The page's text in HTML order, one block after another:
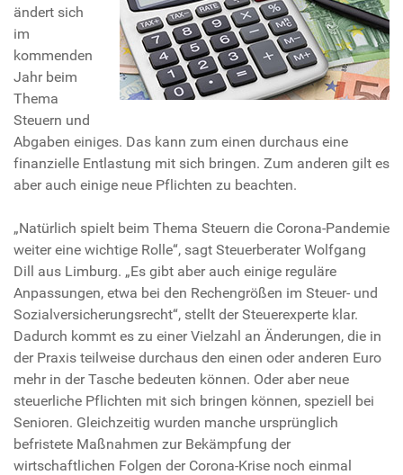
ändert sich
im
kommenden
Jahr beim
Thema
Steuern und
Abgaben einiges. Das kann zum einen durchaus eine
finanzielle Entlastung mit sich bringen. Zum anderen gilt es
aber auch einige neue Pflichten zu beachten.
„Natürlich spielt beim Thema Steuern die Corona-Pandemie
weiter eine wichtige Rolle“, sagt Steuerberater Wolfgang
Dill aus Limburg. „Es gibt aber auch einige reguläre
Anpassungen, etwa bei den Rechengrößen im Steuer- und
Sozialversicherungsrecht“, stellt der Steuerexperte klar.
Dadurch kommt es zu einer Vielzahl an Änderungen, die in
der Praxis teilweise durchaus den einen oder anderen Euro
mehr in der Tasche bedeuten können. Oder aber neue
steuerliche Pflichten mit sich bringen können, speziell bei
Senioren. Gleichzeitig wurden manche ursprünglich
befristete Maßnahmen zur Bekämpfung der
wirtschaftlichen Folgen der Corona-Krise noch einmal